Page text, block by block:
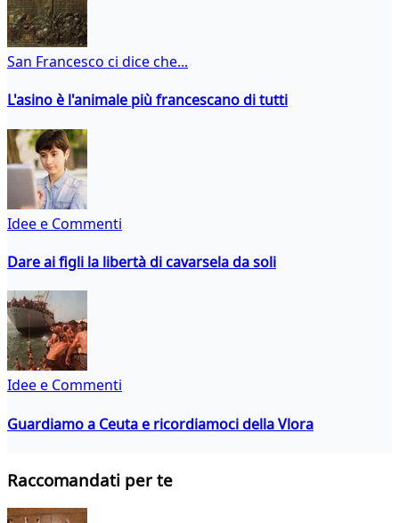
San Francesco ci dice che...
L'asino è l'animale più francescano di tutti
Idee e Commenti
Dare ai figli la libertà di cavarsela da soli
Idee e Commenti
Guardiamo a Ceuta e ricordiamoci della Vlora
Raccomandati per te